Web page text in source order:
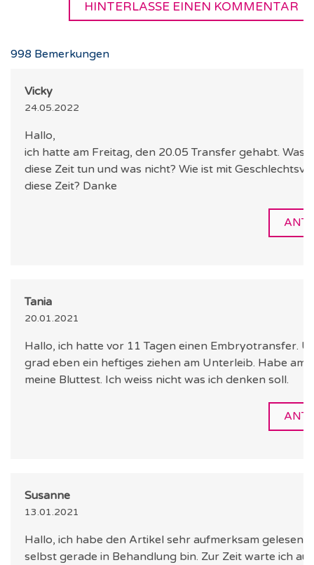
HINTERLASSE EINEN KOMMENTAR
998 Bemerkungen
Vicky
24.05.2022
Hallo,
ich hatte am Freitag, den 20.05 Transfer gehabt. Was
diese Zeit tun und was nicht? Wie ist mit
diese Zeit? Danke
Tania
20.01.2021
Hallo, ich hatte vor 11 Tagen einen Embryotransfer.
grad eben ein heftiges ziehen am Unterleib. Habe am
meine Bluttest. Ich weiss nicht was ich denken soll.
Susanne
13.01.2021
Hallo, ich habe den Artikel sehr aufmerksam gelesen,
selbst gerade in Behandlung bin. Zur Zeit warte ich